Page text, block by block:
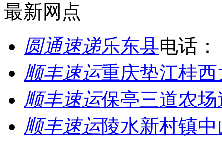
最新网点
圆通速递乐东县电话：
顺丰速运重庆垫江桂
顺丰速运保亭三道农
顺丰速运陵水新村镇